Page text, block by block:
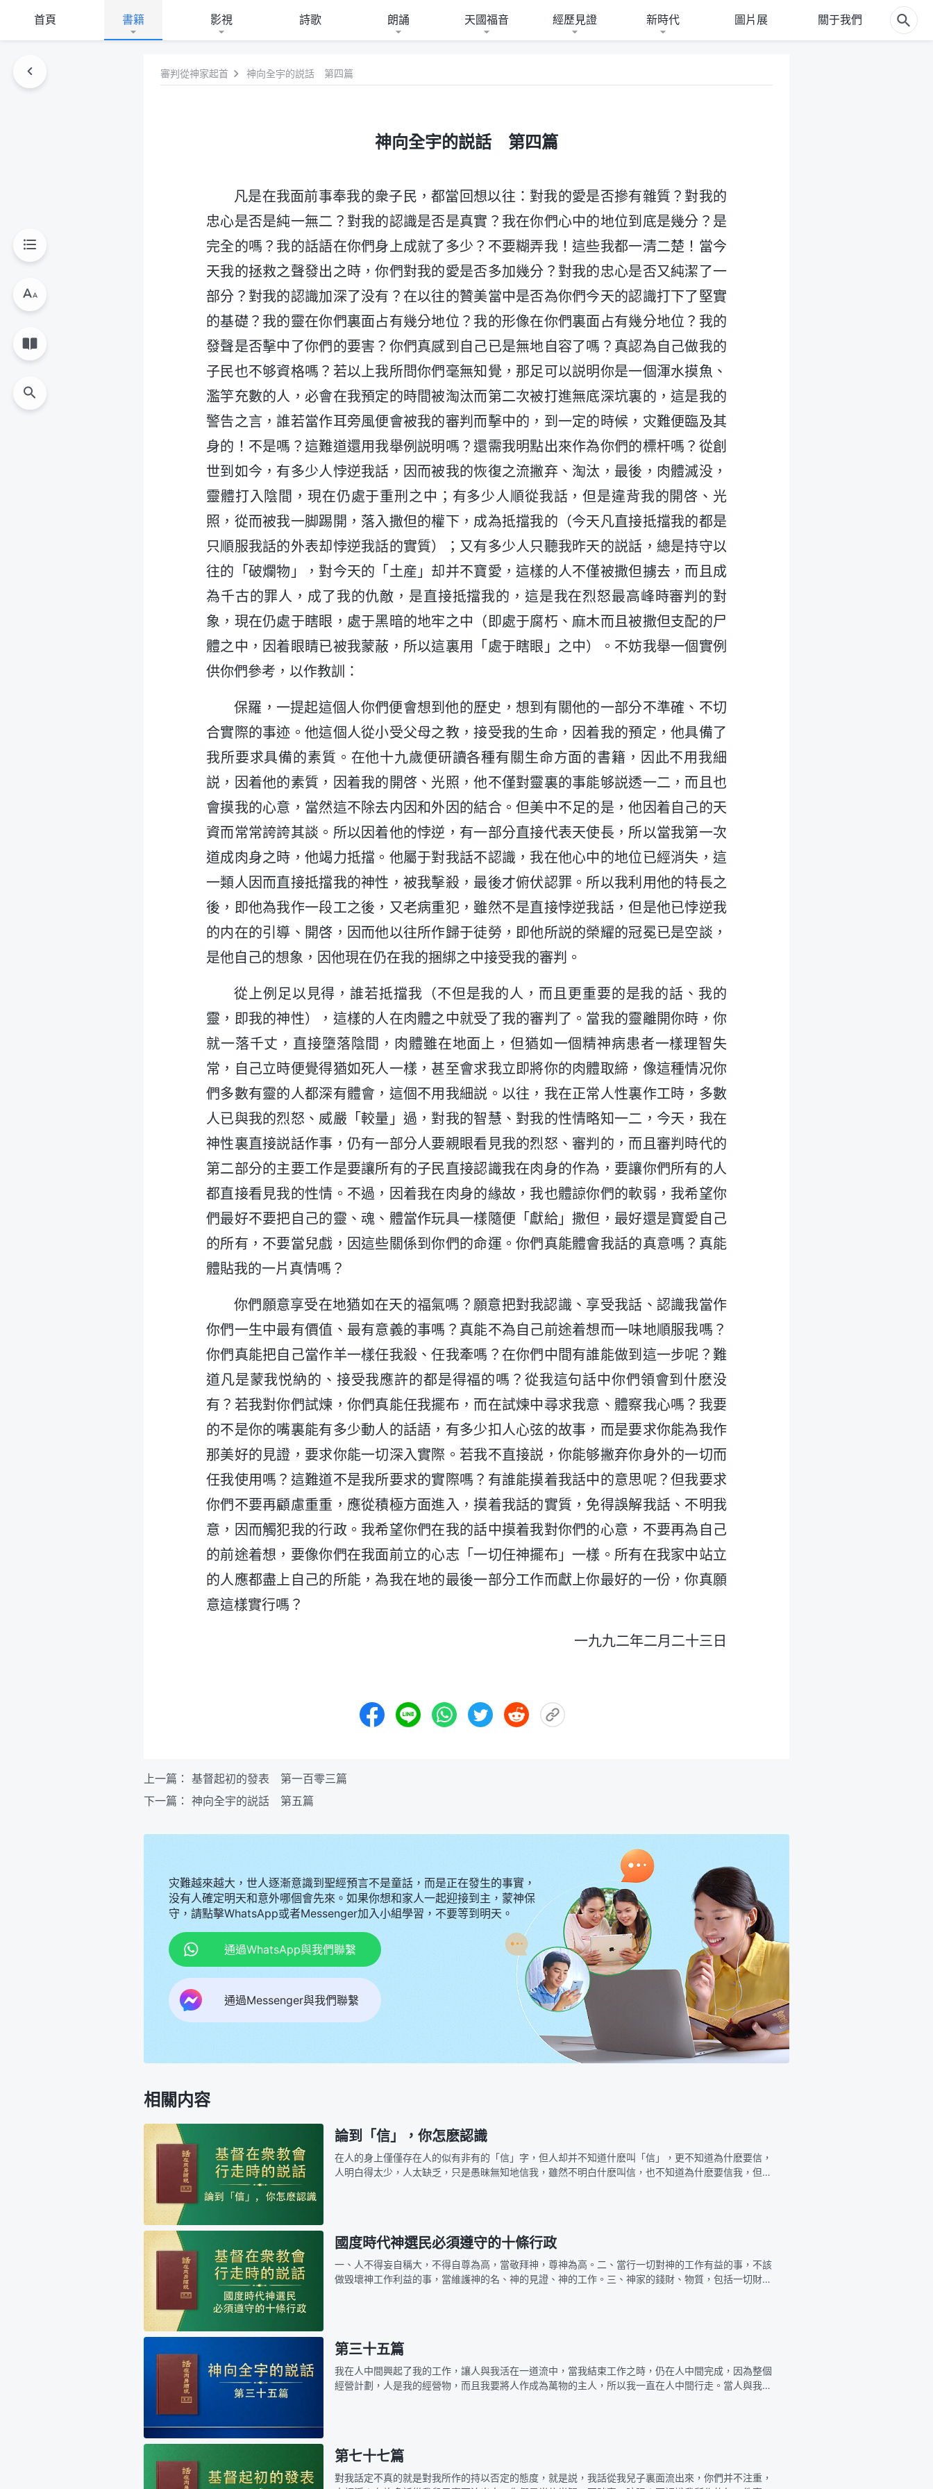
首頁 書籍 影視 詩歌 朗誦 天國福音 經歷見證 新時代 圖片展 關于我們
審判從神家起首 神向全宇的説話 第四篇
神向全宇的説話 第四篇
凡是在我面前事奉我的衆子民，都當回想以往：對我的愛是否摻有雜質？對我的
忠心是否是純一無二？對我的認識是否是真實？我在你們心中的地位到底是幾分？是
完全的嗎？我的話語在你們身上成就了多少？不要糊弄我！這些我都一清二楚！當今
天我的拯救之聲發出之時，你們對我的愛是否多加幾分？對我的忠心是否又純潔了一
部分？對我的認識加深了没有？在以往的贊美當中是否為你們今天的認識打下了堅實
的基礎？我的靈在你們裏面占有幾分地位？我的形像在你們裏面占有幾分地位？我的
發聲是否擊中了你們的要害？你們真感到自己已是無地自容了嗎？真認為自己做我的
子民也不够資格嗎？若以上我所問你們毫無知覺，那足可以説明你是一個渾水摸魚、
濫竽充數的人，必會在我預定的時間被淘汰而第二次被打進無底深坑裏的，這是我的
警告之言，誰若當作耳旁風便會被我的審判而擊中的，到一定的時候，灾難便臨及其
身的！不是嗎？這難道還用我舉例説明嗎？還需我明點出來作為你們的標杆嗎？從創
世到如今，有多少人悖逆我話，因而被我的恢復之流撇弃、淘汰，最後，肉體滅没，
靈體打入陰間，現在仍處于重刑之中；有多少人順從我話，但是違背我的開啓、光
照，從而被我一脚踢開，落入撒但的權下，成為抵擋我的（今天凡直接抵擋我的都是
只順服我話的外表却悖逆我話的實質）；又有多少人只聽我昨天的説話，總是持守以
往的「破爛物」，對今天的「土産」却并不寶愛，這樣的人不僅被撒但擄去，而且成
為千古的罪人，成了我的仇敵，是直接抵擋我的，這是我在烈怒最高峰時審判的對
象，現在仍處于瞎眼，處于黑暗的地牢之中（即處于腐朽、麻木而且被撒但支配的尸
體之中，因着眼睛已被我蒙蔽，所以這裏用「處于瞎眼」之中）。不妨我舉一個實例
供你們參考，以作教訓：
保羅，一提起這個人你們便會想到他的歷史，想到有關他的一部分不準確、不切
合實際的事迹。他這個人從小受父母之教，接受我的生命，因着我的預定，他具備了
我所要求具備的素質。在他十九歲便研讀各種有關生命方面的書籍，因此不用我細
説，因着他的素質，因着我的開啓、光照，他不僅對靈裏的事能够説透一二，而且也
會摸我的心意，當然這不除去内因和外因的結合。但美中不足的是，他因着自己的天
資而常常誇誇其談。所以因着他的悖逆，有一部分直接代表天使長，所以當我第一次
道成肉身之時，他竭力抵擋。他屬于對我話不認識，我在他心中的地位已經消失，這
一類人因而直接抵擋我的神性，被我擊殺，最後才俯伏認罪。所以我利用他的特長之
後，即他為我作一段工之後，又老病重犯，雖然不是直接悖逆我話，但是他已悖逆我
的内在的引導、開啓，因而他以往所作歸于徒勞，即他所説的榮耀的冠冕已是空談，
是他自己的想象，因他現在仍在我的捆綁之中接受我的審判。
從上例足以見得，誰若抵擋我（不但是我的人，而且更重要的是我的話、我的
靈，即我的神性），這樣的人在肉體之中就受了我的審判了。當我的靈離開你時，你
就一落千丈，直接墮落陰間，肉體雖在地面上，但猶如一個精神病患者一樣理智失
常，自己立時便覺得猶如死人一樣，甚至會求我立即將你的肉體取締，像這種情况你
們多數有靈的人都深有體會，這個不用我細説。以往，我在正常人性裏作工時，多數
人已與我的烈怒、威嚴「較量」過，對我的智慧、對我的性情略知一二，今天，我在
神性裏直接説話作事，仍有一部分人要親眼看見我的烈怒、審判的，而且審判時代的
第二部分的主要工作是要讓所有的子民直接認識我在肉身的作為，要讓你們所有的人
都直接看見我的性情。不過，因着我在肉身的緣故，我也體諒你們的軟弱，我希望你
們最好不要把自己的靈、魂、體當作玩具一樣隨便「獻給」撒但，最好還是寶愛自己
的所有，不要當兒戲，因這些關係到你們的命運。你們真能體會我話的真意嗎？真能
體貼我的一片真情嗎？
你們願意享受在地猶如在天的福氣嗎？願意把對我認識、享受我話、認識我當作
你們一生中最有價值、最有意義的事嗎？真能不為自己前途着想而一味地順服我嗎？
你們真能把自己當作羊一樣任我殺、任我牽嗎？在你們中間有誰能做到這一步呢？難
道凡是蒙我悦納的、接受我應許的都是得福的嗎？從我這句話中你們領會到什麽没
有？若我對你們試煉，你們真能任我擺布，而在試煉中尋求我意、體察我心嗎？我要
的不是你的嘴裏能有多少動人的話語，有多少扣人心弦的故事，而是要求你能為我作
那美好的見證，要求你能一切深入實際。若我不直接説，你能够撇弃你身外的一切而
任我使用嗎？這難道不是我所要求的實際嗎？有誰能摸着我話中的意思呢？但我要求
你們不要再顧慮重重，應從積極方面進入，摸着我話的實質，免得誤解我話、不明我
意，因而觸犯我的行政。我希望你們在我的話中摸着我對你們的心意，不要再為自己
的前途着想，要像你們在我面前立的心志「一切任神擺布」一樣。所有在我家中站立
的人應都盡上自己的所能，為我在地的最後一部分工作而獻上你最好的一份，你真願
意這樣實行嗎？
一九九二年二月二十三日
上一篇： 基督起初的發表 第一百零三篇
下一篇： 神向全宇的説話 第五篇
灾難越來越大，世人逐漸意識到聖經預言不是童話，而是正在發生的事實，
没有人確定明天和意外哪個會先來。如果你想和家人一起迎接到主，蒙神保
守，請點擊WhatsApp或者Messenger加入小組學習，不要等到明天。
通過WhatsApp與我們聯繫
通過Messenger與我們聯繫
相關内容
論到「信」，你怎麽認識
在人的身上僅僅存在人的似有非有的「信」字，但人却并不知道什麽叫「信」，更不知道為什麽要信，
人明白得太少，人太缺乏，只是愚昧無知地信我，雖然不明白什麽叫信，也不知道為什麽要信我，但人
國度時代神選民必須遵守的十條行政
一、人不得妄自稱大，不得自尊為高，當敬拜神，尊神為高。二、當行一切對神的工作有益的事，不該
做毁壞神工作利益的事，當維護神的名、神的見證、神的工作。三、神家的錢財、物質，包括一切財産
第三十五篇
我在人中間興起了我的工作，讓人與我活在一道流中，當我結束工作之時，仍在人中間完成，因為整個
經營計劃，人是我的經營物，而且我要將人作成為萬物的主人，所以我一直在人中間行走。當人與我一
第七十七篇
對我話定不真的就是對我所作的持以否定的態度，就是説，我話從我兒子裏面流出來，你們并不注重，